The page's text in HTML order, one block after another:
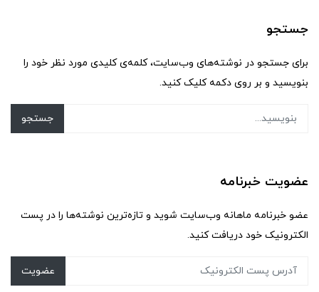
جستجو
برای جستجو در نوشته‌های وب‌سایت، کلمه‌ی کلیدی مورد نظر خود را
بنویسید و بر روی دکمه کلیک کنید.
جستجو
عضویت خبرنامه
عضو خبرنامه ماهانه وب‌سایت شوید و تازه‌ترین نوشته‌ها را در پست
الکترونیک خود دریافت کنید.
عضویت